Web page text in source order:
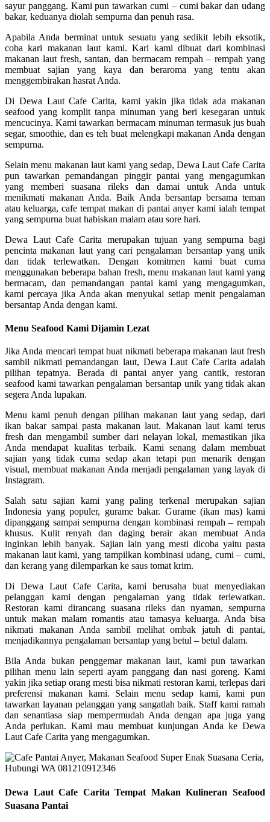
sayur panggang. Kami pun tawarkan cumi – cumi bakar dan udang
bakar, keduanya diolah sempurna dan penuh rasa.
Apabila Anda berminat untuk sesuatu yang sedikit lebih eksotik,
coba kari makanan laut kami. Kari kami dibuat dari kombinasi
makanan laut fresh, santan, dan bermacam rempah – rempah yang
membuat sajian yang kaya dan beraroma yang tentu akan
menggembirakan hasrat Anda.
Di Dewa Laut Cafe Carita, kami yakin jika tidak ada makanan
seafood yang komplit tanpa minuman yang beri kesegaran untuk
mencucinya. Kami tawarkan bermacam minuman termasuk jus buah
segar, smoothie, dan es teh buat melengkapi makanan Anda dengan
sempurna.
Selain menu makanan laut kami yang sedap, Dewa Laut Cafe Carita
pun tawarkan pemandangan pinggir pantai yang mengagumkan
yang memberi suasana rileks dan damai untuk Anda untuk
menikmati makanan Anda. Baik Anda bersantap bersama teman
atau keluarga, cafe tempat makan di pantai anyer kami ialah tempat
yang sempurna buat habiskan malam atau sore hari.
Dewa Laut Cafe Carita merupakan tujuan yang sempurna bagi
pencinta makanan laut yang cari pengalaman bersantap yang unik
dan tidak terlewatkan. Dengan komitmen kami buat cuma
menggunakan beberapa bahan fresh, menu makanan laut kami yang
bermacam, dan pemandangan pantai kami yang mengagumkan,
kami percaya jika Anda akan menyukai setiap menit pengalaman
bersantap Anda dengan kami.
Menu Seafood Kami Dijamin Lezat
Jika Anda mencari tempat buat nikmati beberapa makanan laut fresh
sambil nikmati pemandangan laut, Dewa Laut Cafe Carita adalah
pilihan tepatnya. Berada di pantai anyer yang cantik, restoran
seafood kami tawarkan pengalaman bersantap unik yang tidak akan
segera Anda lupakan.
Menu kami penuh dengan pilihan makanan laut yang sedap, dari
ikan bakar sampai pasta makanan laut. Makanan laut kami terus
fresh dan mengambil sumber dari nelayan lokal, memastikan jika
Anda mendapat kualitas terbaik. Kami senang dalam membuat
sajian yang tidak cuma sedap akan tetapi pun menarik dengan
visual, membuat makanan Anda menjadi pengalaman yang layak di
Instagram.
Salah satu sajian kami yang paling terkenal merupakan sajian
Indonesia yang populer, gurame bakar. Gurame (ikan mas) kami
dipanggang sampai sempurna dengan kombinasi rempah – rempah
khusus. Kulit renyah dan daging berair akan membuat Anda
inginkan lebih banyak. Sajian lain yang mesti dicoba yaitu pasta
makanan laut kami, yang tampilkan kombinasi udang, cumi – cumi,
dan kerang yang dilemparkan ke saus tomat krim.
Di Dewa Laut Cafe Carita, kami berusaha buat menyediakan
pelanggan kami dengan pengalaman yang tidak terlewatkan.
Restoran kami dirancang suasana rileks dan nyaman, sempurna
untuk makan malam romantis atau tamasya keluarga. Anda bisa
nikmati makanan Anda sambil melihat ombak jatuh di pantai,
menjadikannya pengalaman bersantap yang betul – betul dalam.
Bila Anda bukan penggemar makanan laut, kami pun tawarkan
pilihan menu lain seperti ayam panggang dan nasi goreng. Kami
yakin jika setiap orang mesti bisa nikmati restoran kami, terlepas dari
preferensi makanan kami. Selain menu sedap kami, kami pun
tawarkan layanan pelanggan yang sangatlah baik. Staff kami ramah
dan senantiasa siap mempermudah Anda dengan apa juga yang
Anda perlukan. Kami mau membuat kunjungan Anda ke Dewa
Laut Cafe Carita yang mengagumkan.
Dewa Laut Cafe Carita Tempat Makan Kulineran Seafood
Suasana Pantai